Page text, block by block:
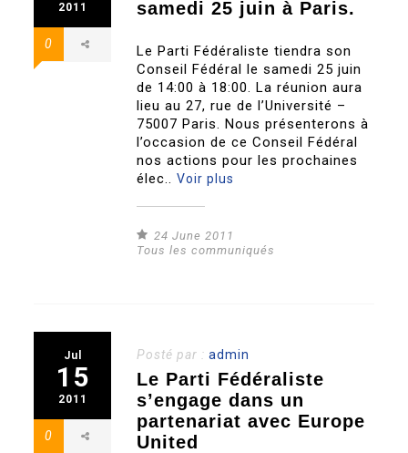
2011
0
samedi 25 juin à Paris.
Le Parti Fédéraliste tiendra son
Conseil Fédéral le samedi 25 juin
de 14:00 à 18:00. La réunion aura
lieu au 27, rue de l’Université –
75007 Paris. Nous présenterons à
l’occasion de ce Conseil Fédéral
nos actions pour les prochaines
élec..Voir plus
24 June 2011
Tous les communiqués
Jul
15
2011
0
Posté par :admin
Le Parti Fédéraliste
s’engage dans un
partenariat avec Europe
United